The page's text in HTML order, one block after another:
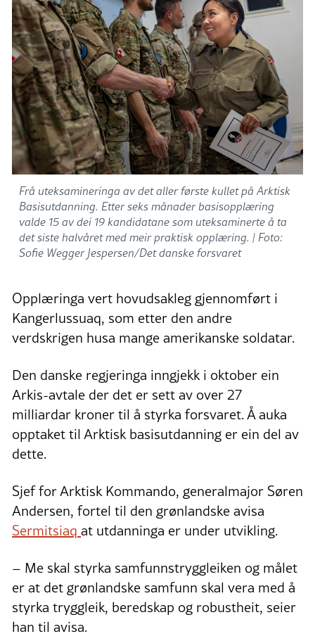
Frå uteksamineringa av det aller første kullet på Arktisk
Basisutdanning. Etter seks månader basisopplæring
valde 15 av dei 19 kandidatane som uteksaminerte å ta
det siste halvåret med meir praktisk opplæring. | Foto:
Sofie Wegger Jespersen/Det danske forsvaret
Opplæringa vert hovudsakleg gjennomført i
Kangerlussuaq, som etter den andre
verdskrigen husa mange amerikanske soldatar.
Den danske regjeringa inngjekk i oktober ein
Arkis-avtale der det er sett av over 27
milliardar kroner til å styrka forsvaret. Å auka
opptaket til Arktisk basisutdanning er ein del av
dette.
Sjef for Arktisk Kommando, generalmajor Søren
Andersen, fortel til den grønlandske avisa
Sermitsiaq at utdanninga er under utvikling.
– Me skal styrka samfunnstryggleiken og målet
er at det grønlandske samfunn skal vera med å
styrka tryggleik, beredskap og robustheit, seier
han til avisa.